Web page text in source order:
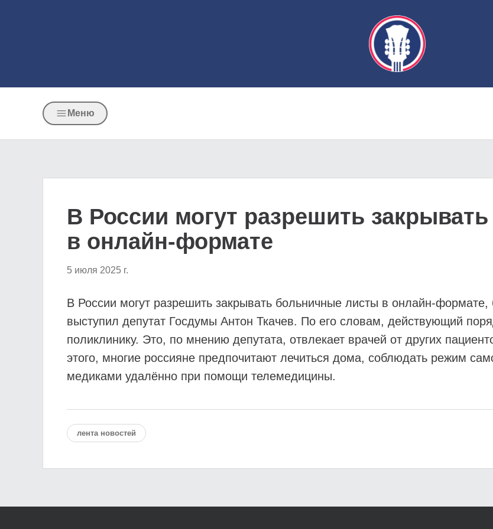
Меню
В России могут разрешить
в онлайн-формате
5 июля 2025 г.
В России могут разрешить закрывать больничные листы в онлайн-
выступил депутат Госдумы Антон Ткачев. По его словам, действующий
поликлинику. Это, по мнению депутата, отвлекает врачей от других
этого, многие россияне предпочитают лечиться дома, соблюдать режим
медиками удалённо при помощи телемедицины.
лента новостей